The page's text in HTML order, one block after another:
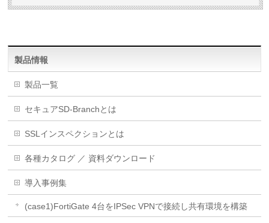
製品情報
製品一覧
セキュアSD-Branchとは
SSLインスペクションとは
各種カタログ ／ 資料ダウンロード
導入事例集
(case1)FortiGate 4台をIPSec VPNで接続し共有環境を構築